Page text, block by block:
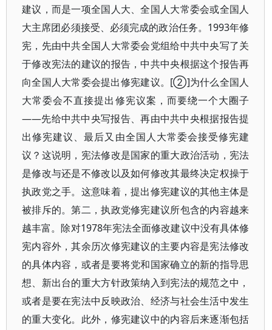
建议，而是一项全国人大、全国人大常委会或全国人
大主席团必须接受、必须完成的政治任务。1993年修
宪，先由中共全国人大常委会党组给中共中央写了关
于修改宪法的建议的报告，中共中央根据这个报告再
向全国人大常委会提出修宪建议。[②]为什么全国人
大常委会不直接提出修宪议案，而要绕一个大圈子
——先给中共中央写报告、再由中共中央根据报告提
出修宪建议、最后又由全国人大常委会接受修宪建
议？这说明，宪法修改是国家的重大政治活动，宪法
是修改与还是不修改以及如何修改其最终决定权操于
执政党之手。这意味着，提出修宪建议的其他主体是
被排斥的。第二，执政党修宪建议所包含的内容越来
越丰富。除对1978年宪法全面修改建议中没有具体修
宪内容外，其余历次修宪建议的主要内容是宪法修改
的具体内容，或者是要将党和国家确立的新的指导思
想、新出台的重大方针政策纳入到宪法的规范之中，
或者是要在宪法中反映政治、经济与社会生活中发生
的重大变化。此外，修宪建议中的内容后来逐渐包括